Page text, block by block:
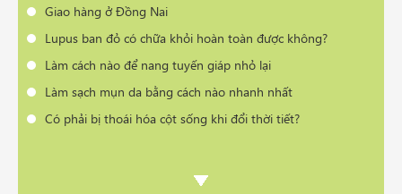
Giao hàng ở Đồng Nai
Lupus ban đỏ có chữa khỏi hoàn toàn được không?
Làm cách nào để nang tuyến giáp nhỏ lại
Làm sạch mụn da bằng cách nào nhanh nhất
Có phải bị thoái hóa cột sống khi đổi thời tiết?